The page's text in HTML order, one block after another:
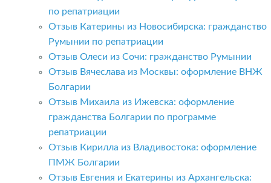
по репатриации
Отзыв Катерины из Новосибирска: гражданство
Румынии по репатриации
Отзыв Олеси из Сочи: гражданство Румынии
Отзыв Вячеслава из Москвы: оформление ВНЖ
Болгарии
Отзыв Михаила из Ижевска: оформление
гражданства Болгарии по программе
репатриации
Отзыв Кирилла из Владивостока: оформление
ПМЖ Болгарии
Отзыв Евгения и Екатерины из Архангельска: